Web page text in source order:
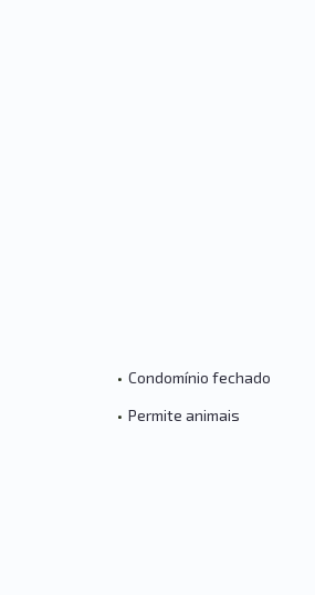
• Condomínio fechado
• Permite animais